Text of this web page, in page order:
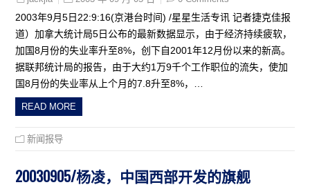
2003年9月5日22:9:16(京港台时间) /星星生活专讯 记者捷克佳报
道）加拿大统计局5日公布的最新数据显示，由于经济持续疲软，
加国8月份的失业率升至8%，创下自2001年12月份以来的新高。
据联邦统计局的报告，由于大约1万9千个工作职位的流失，使加
国8月份的失业率从上个月的7.8升至8%，…
READ MORE
新闻报导
20030905/杨凌，中国西部开发的旗舰